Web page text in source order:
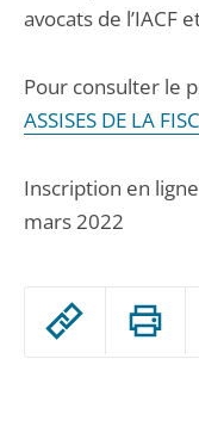
Passer
avocats de l’IACF
Pour consulter le
ASSISES DE LA
Inscription en
mars 2022